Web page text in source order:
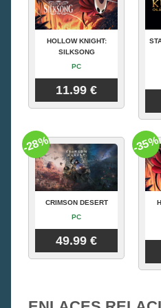
HOLLOW KNIGHT:
SILKSONG
PC
11.99 €
CRIMSON DESERT
PC
49.99 €
-28% -35%